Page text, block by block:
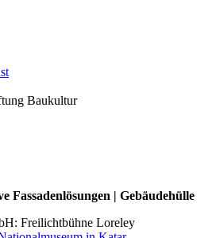
Baukultur
Fassadenlösungen | Gebäudehülle
Freilichtbühne Loreley